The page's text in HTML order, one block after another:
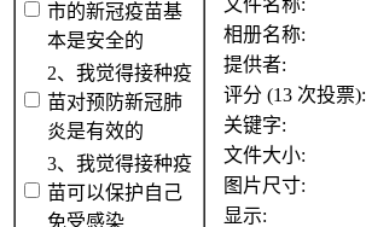
市的新冠疫苗基
本是安全的
2、我觉得接种疫
苗对预防新冠肺
炎是有效的
3、我觉得接种疫
苗可以保护自己
免受感染
文件名称:
相册名称:
提供者:
评分 (13 次投票):
关键字:
文件大小:
图片尺寸:
显示: